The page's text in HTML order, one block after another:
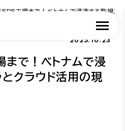
EPE工場まで！ベトナムで浸透する監視カ
2025.10.23
で！ベトナムで浸
クラウド活用の現